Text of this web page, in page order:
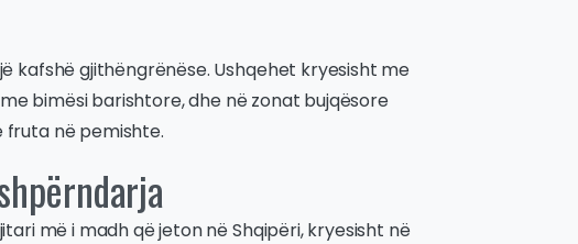
kafshë gjithëngrënëse. Ushqehet kryesisht me
bimësi barishtore, dhe në zonat bujqësore
në pemishte.
më i madh që jeton në Shqipëri, kryesisht në